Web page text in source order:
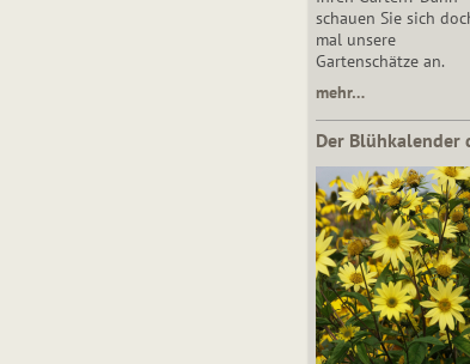
schauen Sie sich
mal unsere
Gartenschätze an.
mehr…
Der Blühkalender